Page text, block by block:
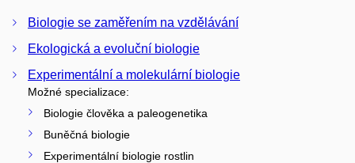
Biologie se zaměřením na vzdělávání
Ekologická a evoluční biologie
Experimentální a molekulární biologie
Možné specializace:
Biologie člověka a paleogenetika
Buněčná biologie
Experimentální biologie rostlin